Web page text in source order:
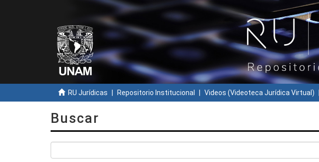
RU Jurídicas Repositorio Institucional Videos (Videoteca Jurídica Virtual)
Buscar